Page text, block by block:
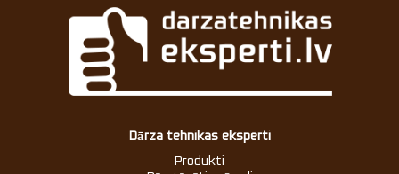
Dārza tehnikas eksperti
Produkti